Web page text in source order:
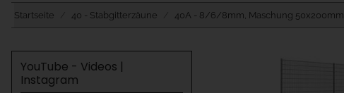
Startseite 40 - Stabgitterzäune 40A - 8/6/8mm, Maschung 50x200mm
YouTube - Videos |
Instagram